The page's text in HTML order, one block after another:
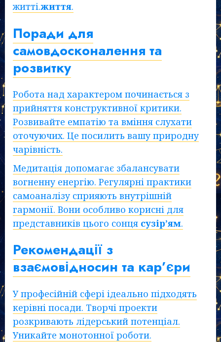
житті.життя.
Поради для
самовдосконалення та
розвитку
Робота над характером починається з
прийняття конструктивної критики.
Розвивайте емпатію та вміння слухати
оточуючих. Це посилить вашу природну
чарівність.
Медитація допомагає збалансувати
вогненну енергію. Регулярні практики
самоаналізу сприяють внутрішній
гармонії. Вони особливо корисні для
представників цього сонця сузір’ям.
Рекомендації з
взаємовідносин та кар’єри
У професійній сфері ідеально підходять
керівні посади. Творчі проекти
розкривають лідерський потенціал.
Уникайте монотонної роботи.